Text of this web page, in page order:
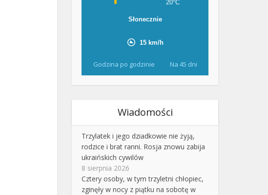
Godzina po godzinie Na 45 dni
Wiadomości
Trzylatek i jego dziadkowie nie żyją,
rodzice i brat ranni. Rosja znowu zabija
ukraińskich cywilów
8 sierpnia 2026
Cztery osoby, w tym trzyletni chłopiec,
zginęły w nocy z piątku na sobotę w